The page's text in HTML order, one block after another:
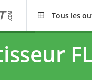
Tous les